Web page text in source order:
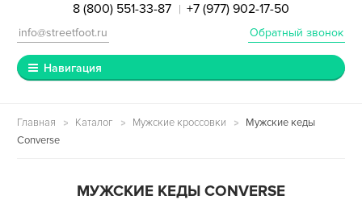
8 (800) 551-33-87 | +7 (977) 902-17-50
Обратный звонок
info@streetfoot.ru
Навигация
Главная Каталог Мужские кроссовки
Мужские кеды
Converse
МУЖСКИЕ КЕДЫ CONVERSE